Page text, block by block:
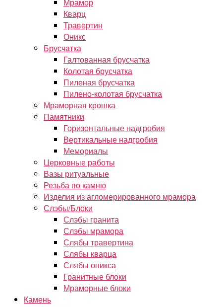
Кварц
Травертин
Оникс
Брусчатка
Галтованная брусчатка
Колотая брусчатка
Пиленая брусчатка
Пилено-колотая брусчатка
Мраморная крошка
Памятники
Горизонтальные надгробия
Вертикальные надгробия
Мемориалы
Церковные работы
Вазы ритуальные
Резьба по камню
Изделия из агломерированного мрамора
Слэбы/Блоки
Слэбы гранита
Слэбы мрамора
Слябы травертина
Слябы кварца
Слябы оникса
Гранитные блоки
Мраморные блоки
Камень